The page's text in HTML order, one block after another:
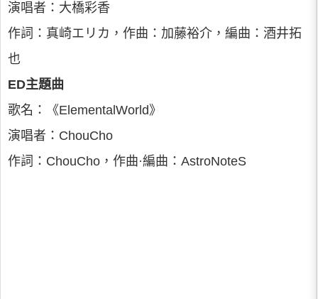
演唱者：大橋彩香
作詞：真崎エリカ，作曲：加藤裕介，編曲：酒井拓
也
ED主題曲
歌名：《ElementalWorld》
演唱者：ChouCho
作詞：ChouCho，作曲·編曲：AstroNoteS